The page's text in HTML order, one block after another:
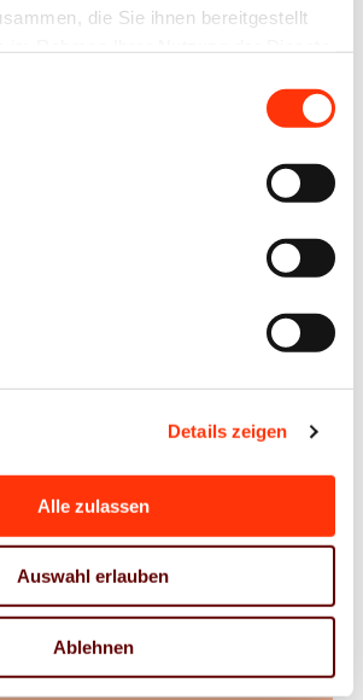
die Sie ihnen bereitgestellt
Details zeigen
Alle zulassen
Auswahl erlauben
Ablehnen
€
439 €
175 €
einer Mitgliedschaft?
wir Sie zu den Details einer